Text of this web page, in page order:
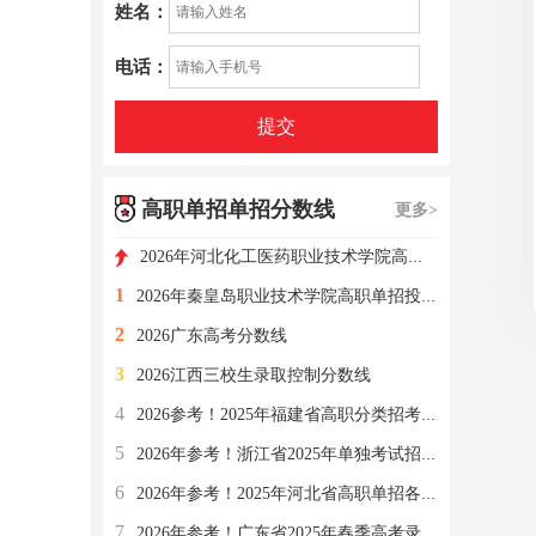
姓名：
电话：
提交
高职单招单招分数线 更多>
2026年河北化工医药职业技术学院高职单招投档专业最低分
1 2026年秦皇岛职业技术学院高职单招投档专业最低分
2 2026广东高考分数线
3 2026江西三校生录取控制分数线
4 2026参考！2025年福建省高职分类招考（单招）分数线
5 2026年参考！浙江省2025年单独考试招生平行投档分数线
6 2026年参考！2025年河北省高职单招各类录取控制分数线
7